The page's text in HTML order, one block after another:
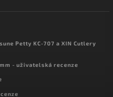
Petty KC-707 a XIN Cutlery
mm - uživatelská recenze